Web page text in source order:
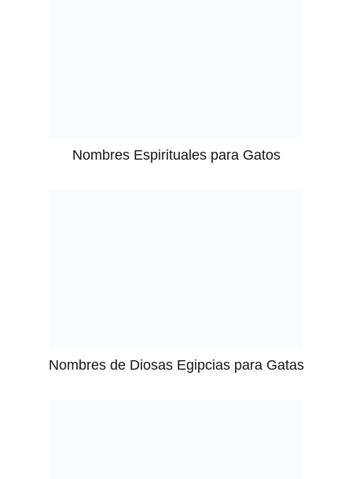
Nombres Espirituales para Gatos
Nombres de Diosas Egipcias para Gatas